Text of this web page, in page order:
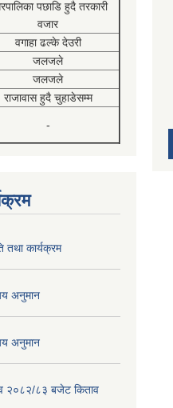
पछाडि हुदै तरकारी
वजार
वगाहा ढल्के देउरी
जलजले
जलजले
राजावास हुदै चुहाडेसम्म
-
कार्यक्रम
अनुमान
अनुमान
२०८२/८३ बजेट किताव